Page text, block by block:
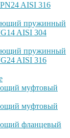
AISI 316
пружинный
AISI 304
пружинный
AISI 316
муфтовый
муфтовый
фланцевый